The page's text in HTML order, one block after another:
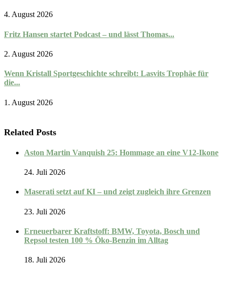
4. August 2026
Fritz Hansen startet Podcast – und lässt Thomas...
2. August 2026
Wenn Kristall Sportgeschichte schreibt: Lasvits Trophäe für
die...
1. August 2026
Related Posts
Aston Martin Vanquish 25: Hommage an eine V12-Ikone
24. Juli 2026
Maserati setzt auf KI – und zeigt zugleich ihre Grenzen
23. Juli 2026
Erneuerbarer Kraftstoff: BMW, Toyota, Bosch und
Repsol testen 100 % Öko-Benzin im Alltag
18. Juli 2026